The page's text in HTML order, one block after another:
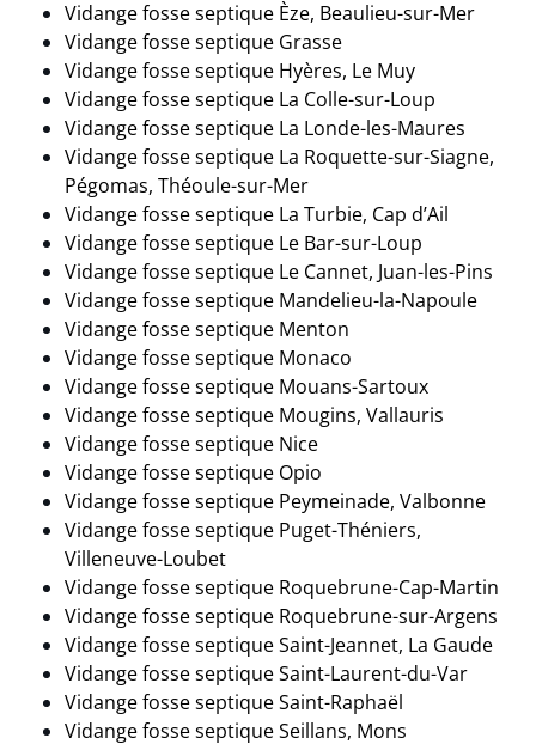
Vidange fosse septique Èze, Beaulieu-sur-Mer
Vidange fosse septique Grasse
Vidange fosse septique Hyères, Le Muy
Vidange fosse septique La Colle-sur-Loup
Vidange fosse septique La Londe-les-Maures
Vidange fosse septique La Roquette-sur-Siagne,
Pégomas, Théoule-sur-Mer
Vidange fosse septique La Turbie, Cap d’Ail
Vidange fosse septique Le Bar-sur-Loup
Vidange fosse septique Le Cannet, Juan-les-Pins
Vidange fosse septique Mandelieu-la-Napoule
Vidange fosse septique Menton
Vidange fosse septique Monaco
Vidange fosse septique Mouans-Sartoux
Vidange fosse septique Mougins, Vallauris
Vidange fosse septique Nice
Vidange fosse septique Opio
Vidange fosse septique Peymeinade, Valbonne
Vidange fosse septique Puget-Théniers,
Villeneuve-Loubet
Vidange fosse septique Roquebrune-Cap-Martin
Vidange fosse septique Roquebrune-sur-Argens
Vidange fosse septique Saint-Jeannet, La Gaude
Vidange fosse septique Saint-Laurent-du-Var
Vidange fosse septique Saint-Raphaël
Vidange fosse septique Seillans, Mons